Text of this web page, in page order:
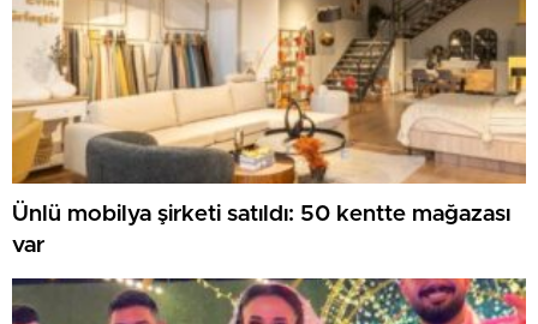
Ünlü mobilya şirketi satıldı: 50 kentte mağazası
var